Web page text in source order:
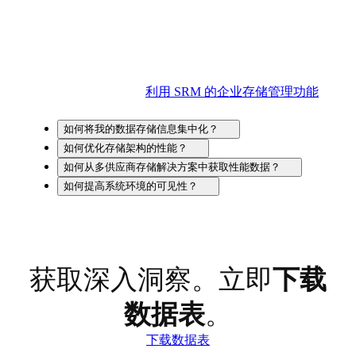
利用 SRM 的企业存储管理功能
如何将我的数据存储信息集中化？
如何优化存储架构的性能？
如何从多供应商存储解决方案中获取性能数据？
如何提高系统环境的可见性？
获取深入洞察。立即下载
数据表。
下载数据表